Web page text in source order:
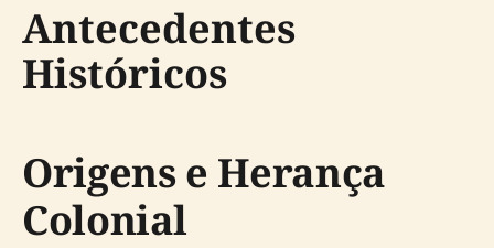
Antecedentes
Históricos
Origens e Herança
Colonial